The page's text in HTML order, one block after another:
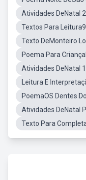
Atividades DeNatal
Textos Para
Texto DeMonteiro
Poema Para
Atividades DeNatal
Leitura E
PoemaOS Dentes
Atividades DeNatal
Texto Para